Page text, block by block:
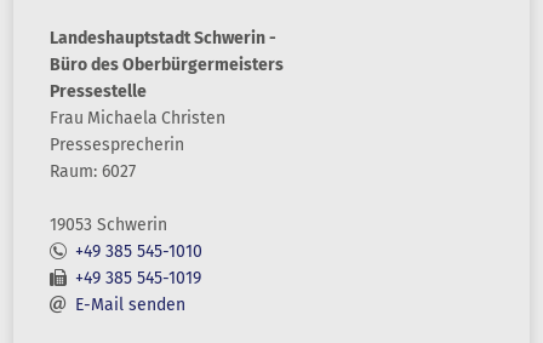
Landeshauptstadt Schwerin -
Büro des Oberbürgermeisters
Pressestelle
Frau Michaela Christen
Pressesprecherin
Raum: 6027
19053 Schwerin
+49 385 545-1010
+49 385 545-1019
E-Mail senden